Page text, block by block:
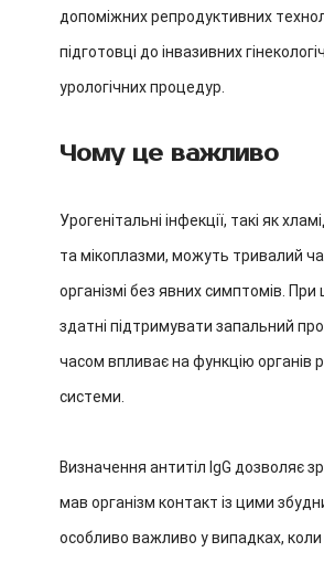
допоміжних репродуктивних
підготовці до інвазивних
урологічних процедур.
Чому це важливо
Урогенітальні інфекції, такі як
та мікоплазми, можуть тривалий
організмі без явних симптомів.
здатні підтримувати запальний
часом впливає на функцію органів
системи.
Визначення антитіл IgG дозволяє
мав організм контакт із цими
особливо важливо у випадках,